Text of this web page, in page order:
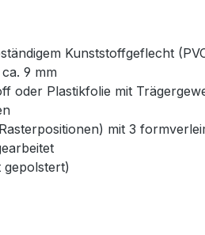
Kunststoffgeflecht
9 mm
oder Plastikfolie mit
mit 3
gepolstert)